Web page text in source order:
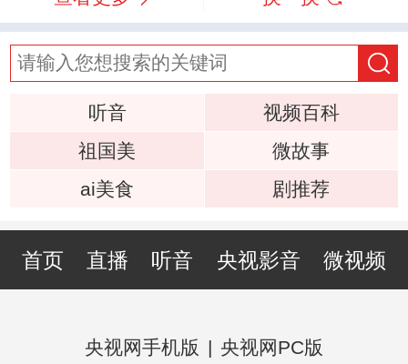
听音
视频百科
祖国美
微故事
ai美食
剧推荐
首页 直播 听音 央视影音 微视频
央视网手机版 | 央视网PC版